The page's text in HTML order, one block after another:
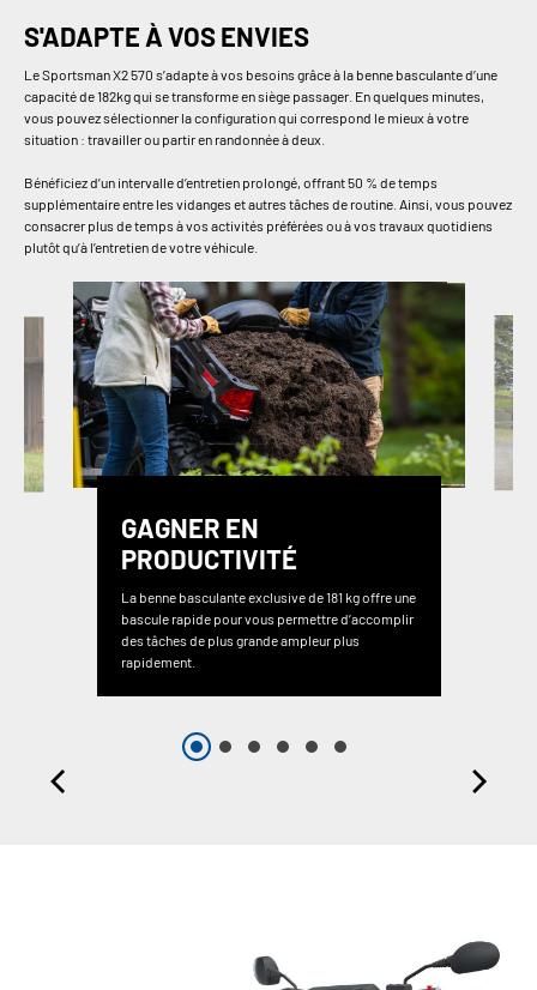
S'ADAPTE À VOS ENVIES
Le Sportsman X2 570 s’adapte à vos besoins grâce à la benne basculante d’une
capacité de 182kg qui se transforme en siège passager. En quelques minutes,
vous pouvez sélectionner la configuration qui correspond le mieux à votre
situation : travailler ou partir en randonnée à deux.
Bénéficiez d’un intervalle d’entretien prolongé, offrant 50 % de temps
supplémentaire entre les vidanges et autres tâches de routine. Ainsi, vous pouvez
consacrer plus de temps à vos activités préférées ou à vos travaux quotidiens
plutôt qu’à l’entretien de votre véhicule.
GAGNER EN
PRODUCTIVITÉ
La benne basculante exclusive de 181 kg offre une
bascule rapide pour vous permettre d’accomplir
des tâches de plus grande ampleur plus
rapidement.